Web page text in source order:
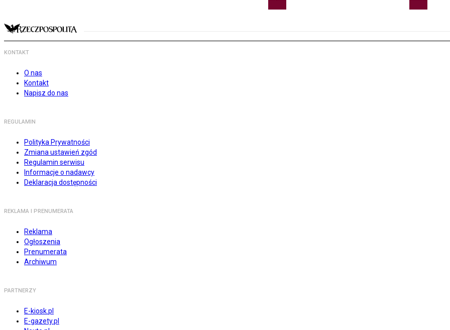
KONTAKT
O nas
Kontakt
Napisz do nas
REGULAMIN
Polityka Prywatności
Zmiana ustawień zgód
Regulamin serwisu
Informacje o nadawcy
Deklaracja dostępności
REKLAMA I PRENUMERATA
Reklama
Ogłoszenia
Prenumerata
Archiwum
PARTNERZY
E-kiosk.pl
E-gazety.pl